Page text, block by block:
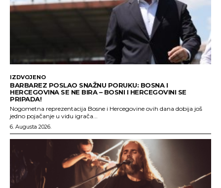
IZDVOJENO
BARBAREZ POSLAO SNAŽNU PORUKU: BOSNA I
HERCEGOVINA SE NE BIRA – BOSNI I HERCEGOVINI SE
PRIPADA!
Nogometna reprezentacija Bosne i Hercegovine ovih dana dobija još
jedno pojačanje u vidu igrača...
6. Augusta 2026.